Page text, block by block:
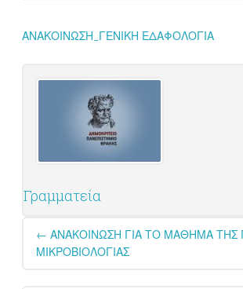
ΑΝΑΚΟΙΝΩΣΗ_ΓΕΝΙΚΗ ΕΔΑΦΟΛΟΓΙΑ
Γραμματεία
Post
navigation
← ΑΝΑΚΟΙΝΩΣΗ ΓΙΑ ΤΟ ΜΑΘΗΜΑ ΤΗΣ
ΜΙΚΡΟΒΙΟΛΟΓΙΑΣ